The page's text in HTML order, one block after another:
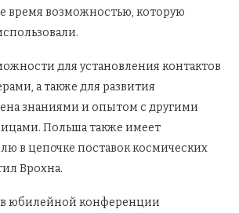
время возможностью, которую
для установления контактов
а также для развития
знаниями и опытом с другими
Польша также имеет
в цепочке поставок космических
Врохна.
юбилейной конференции